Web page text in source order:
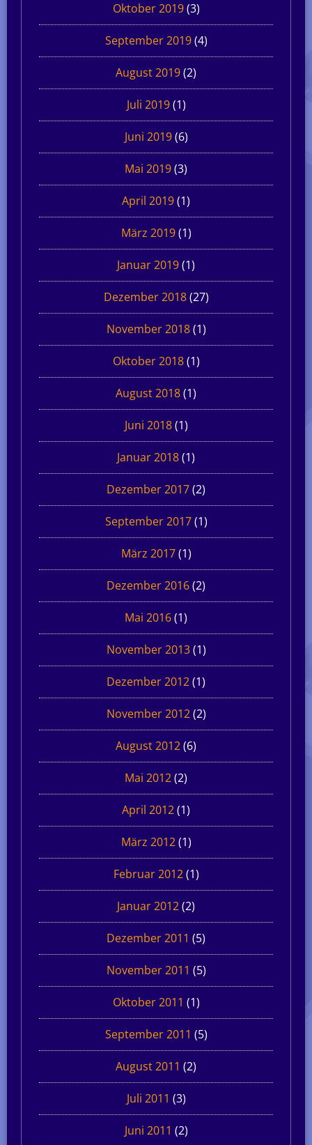
Oktober 2019(3)
September 2019(4)
August 2019(2)
Juli 2019(1)
Juni 2019(6)
Mai 2019(3)
April 2019(1)
März 2019(1)
Januar 2019(1)
Dezember 2018(27)
November 2018(1)
Oktober 2018(1)
August 2018(1)
Juni 2018(1)
Januar 2018(1)
Dezember 2017(2)
September 2017(1)
März 2017(1)
Dezember 2016(2)
Mai 2016(1)
November 2013(1)
Dezember 2012(1)
November 2012(2)
August 2012(6)
Mai 2012(2)
April 2012(1)
März 2012(1)
Februar 2012(1)
Januar 2012(2)
Dezember 2011 (5)
November 2011 (5)
Oktober 2011 (1)
September 2011 (5)
August 2011 (2)
Juli 2011 (3)
Juni 2011 (2)